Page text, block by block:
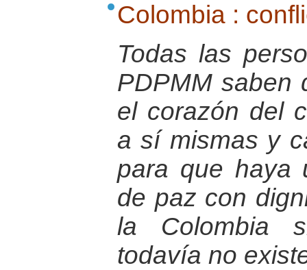
Colombia :
Todas las
PDPMM saben
el corazón del
a sí mismas y
para que haya
de paz con
la Colombia
todavía no